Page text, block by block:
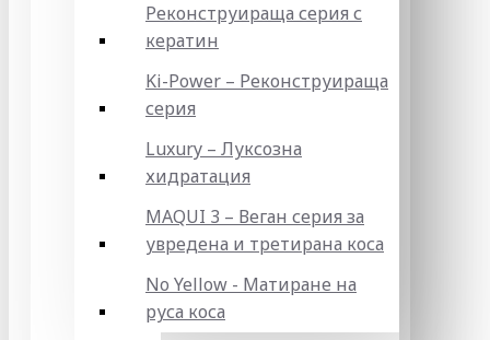
Реконструираща серия с
кератин
Ki-Power – Реконструираща
серия
Luxury – Луксозна
хидратация
MAQUI 3 – Веган серия за
увредена и третирана коса
No Yellow - Матиране на
руса коса